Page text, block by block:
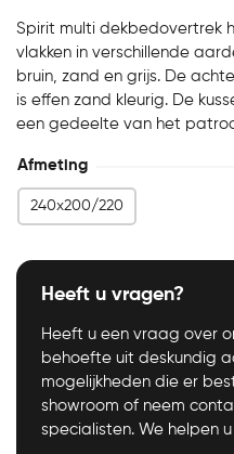
Spirit multi dekbedovertrek
vlakken in verschillende
bruin, zand en grijs. De
is effen zand kleurig. De
een gedeelte van het
Afmeting
240x200/220
Heeft u vragen?
Heeft u een vraag over
behoefte uit deskundig
mogelijkheden die er
showroom of neem
specialisten. We helpen